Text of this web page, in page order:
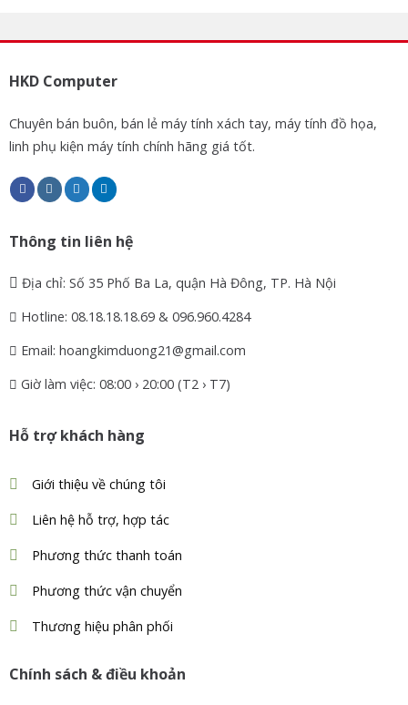
HKD Computer
Chuyên bán buôn, bán lẻ máy tính xách tay, máy tính đồ họa,
linh phụ kiện máy tính chính hãng giá tốt.
Thông tin liên hệ
Địa chỉ: Số 35 Phố Ba La, quận Hà Đông, TP. Hà Nội
Hotline: 08.18.18.18.69 & 096.960.4284
Email: hoangkimduong21@gmail.com
Giờ làm việc: 08:00 › 20:00 (T2 › T7)
Hỗ trợ khách hàng
Giới thiệu về chúng tôi
Liên hệ hỗ trợ, hợp tác
Phương thức thanh toán
Phương thức vận chuyển
Thương hiệu phân phối
Chính sách & điều khoản